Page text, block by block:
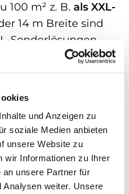
und Anzeigen zu
soziale Medien anbieten
unsere Website zu
wir Informationen zu Ihrer
an unsere Partner für
Analysen weiter. Unsere
100 m² z. B. als XXL-
14 m Breite sind
Sonderlösungen
nur ein Sicht- bzw.
XXL-
Wir entwickeln
Lösungen, so dass
ein
und Sonnenschutz